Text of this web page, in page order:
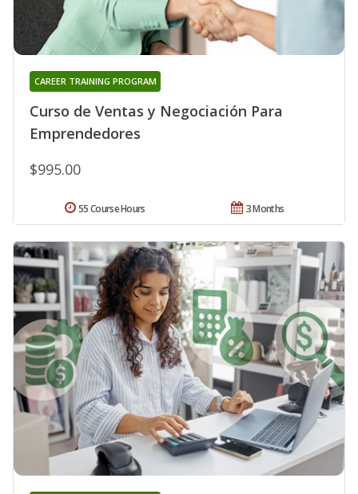
Curso de Ventas y Negociación Para
Emprendedores
CAREER TRAINING PROGRAM
$995.00
3 Months
55 Course Hours